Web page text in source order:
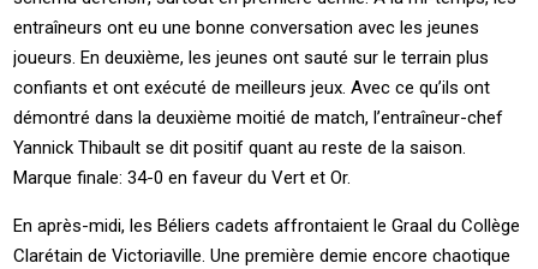
entraîneurs ont eu une bonne conversation avec les jeunes
joueurs. En deuxième, les jeunes ont sauté sur le terrain plus
confiants et ont exécuté de meilleurs jeux. Avec ce qu’ils ont
démontré dans la deuxième moitié de match, l’entraîneur-chef
Yannick Thibault se dit positif quant au reste de la saison.
Marque finale: 34-0 en faveur du Vert et Or.
En après-midi, les Béliers cadets affrontaient le Graal du Collège
Clarétain de Victoriaville. Une première demie encore chaotique